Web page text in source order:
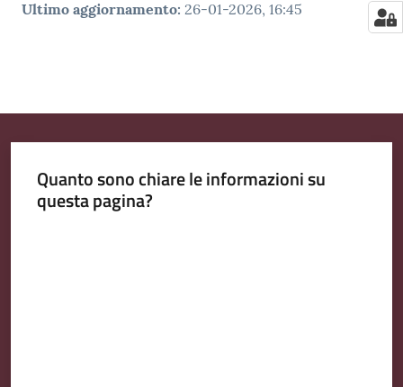
Ultimo aggiornamento: 26-01-2026, 16:45
Quanto sono chiare le informazioni su
questa pagina?